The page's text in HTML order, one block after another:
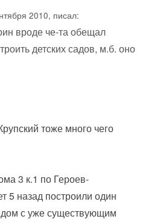
2010, писал:
вроде че-та обещал
детских садов, м.б. оно
тоже много чего
3 к.1 по Героев-
5 назад построили один
с уже существующим